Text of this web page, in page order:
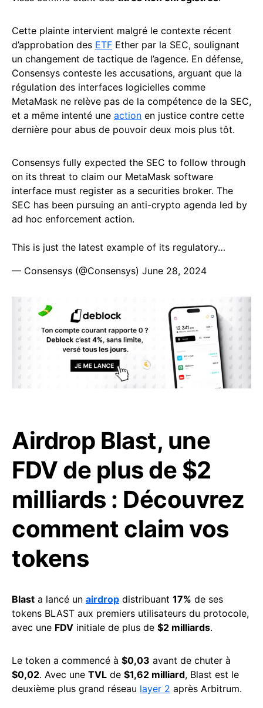
Cette plainte intervient malgré le contexte récent
d’approbation des ETF Ether par la SEC, soulignant
un changement de tactique de l’agence. En défense,
Consensys conteste les accusations, arguant que la
régulation des interfaces logicielles comme
MetaMask ne relève pas de la compétence de la SEC,
et a même intenté une action en justice contre cette
dernière pour abus de pouvoir deux mois plus tôt.
Consensys fully expected the SEC to follow through
on its threat to claim our MetaMask software
interface must register as a securities broker. The
SEC has been pursuing an anti-crypto agenda led by
ad hoc enforcement action.
This is just the latest example of its regulatory…
— Consensys (@Consensys) June 28, 2024
Airdrop Blast, une
FDV de plus de $2
milliards : Découvrez
comment claim vos
tokens
Blast a lancé un airdrop distribuant 17% de ses
tokens BLAST aux premiers utilisateurs du protocole,
avec une FDV initiale de plus de $2 milliards.
Le token a commencé à $0,03 avant de chuter à
$0,02. Avec une TVL de $1,62 milliard, Blast est le
deuxième plus grand réseau layer 2 après Arbitrum.